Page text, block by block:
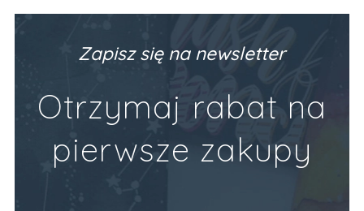
Zapisz się na newsletter
Otrzymaj rabat na
pierwsze zakupy